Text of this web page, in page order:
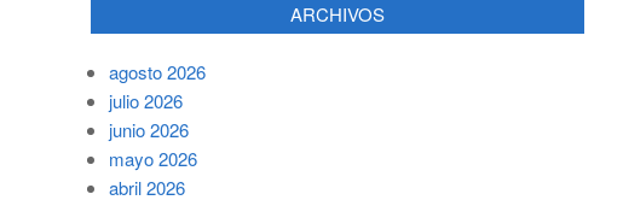
ARCHIVOS
agosto 2026
julio 2026
junio 2026
mayo 2026
abril 2026